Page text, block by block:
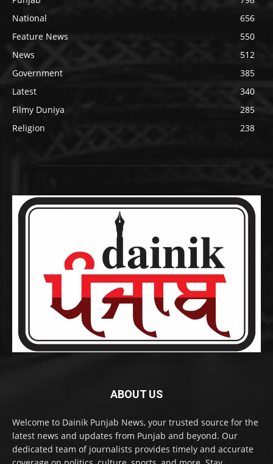
National
656
Feature News
550
News
512
Government
385
Latest
340
Filmy Duniya
285
Religion
238
ABOUT US
Welcome to Dainik Punjab News, your trusted source for the
latest news and updates from Punjab and beyond. Our
dedicated team of journalists provides timely and accurate